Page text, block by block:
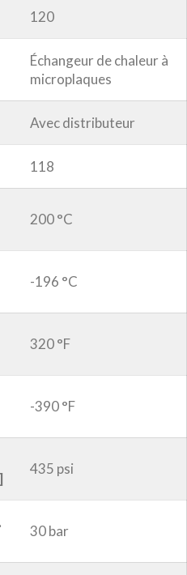
120
Échangeur de chaleur à
microplaques
Avec distributeur
118
200 °C
-196 °C
320 °F
-390 °F
435 psi
30 bar